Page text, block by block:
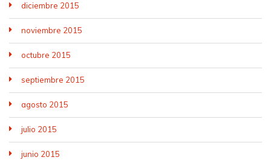
diciembre 2015
noviembre 2015
octubre 2015
septiembre 2015
agosto 2015
julio 2015
junio 2015